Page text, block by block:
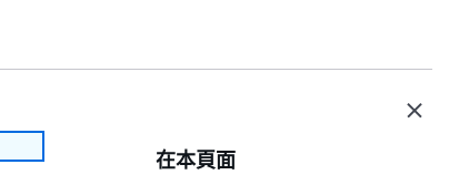
在本頁面